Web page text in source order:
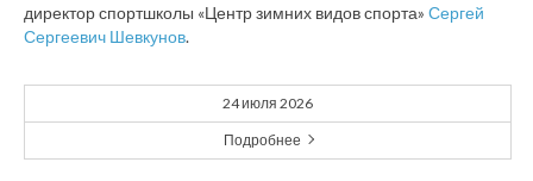
директор спортшколы «Центр зимних видов спорта» Сергей
Сергеевич Шевкунов.
24 июля 2026
Подробнее